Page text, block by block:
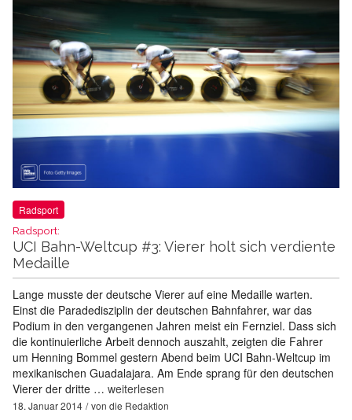
Radsport
Radsport:
UCI Bahn-Weltcup #3: Vierer holt sich verdiente
Medaille
Lange musste der deutsche Vierer auf eine Medaille warten.
Einst die Paradedisziplin der deutschen Bahnfahrer, war das
Podium in den vergangenen Jahren meist ein Fernziel. Dass sich
die kontinuierliche Arbeit dennoch auszahlt, zeigten die Fahrer
um Henning Bommel gestern Abend beim UCI Bahn-Weltcup im
mexikanischen Guadalajara. Am Ende sprang für den deutschen
Vierer der dritte … weiterlesen
18. Januar 2014 von die Redaktion